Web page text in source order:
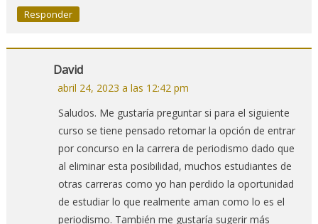
Responder
David
abril 24, 2023 a las 12:42 pm
Saludos. Me gustaría preguntar si para el siguiente
curso se tiene pensado retomar la opción de entrar
por concurso en la carrera de periodismo dado que
al eliminar esta posibilidad, muchos estudiantes de
otras carreras como yo han perdido la oportunidad
de estudiar lo que realmente aman como lo es el
periodismo. También me gustaría sugerir más